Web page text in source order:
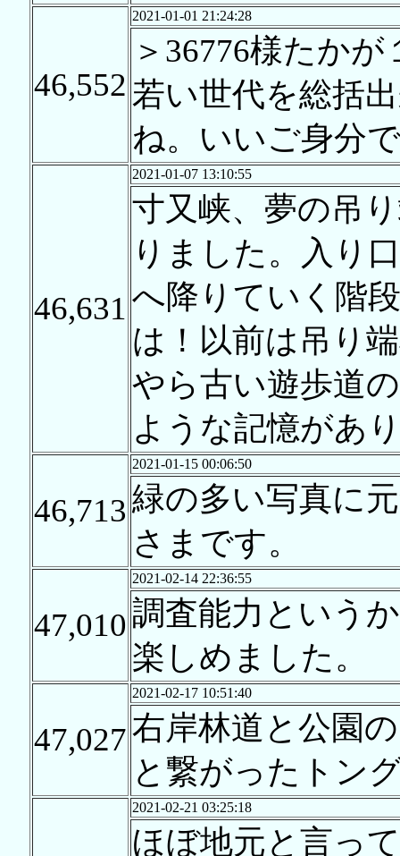
46,552
2021-01-01 21:24:28
＞36776様たか
若い世代を総括
ね。いいご身分
46,631
2021-01-07 13:10:55
寸又峡、夢の吊
りました。入り
へ降りていく階
は！以前は吊り
やら古い遊歩道
ような記憶があ
46,713
2021-01-15 00:06:50
緑の多い写真に
さまです。
47,010
2021-02-14 22:36:55
調査能力という
楽しめました。
47,027
2021-02-17 10:51:40
右岸林道と公園
と繋がったトン
2021-02-21 03:25:18
ほぼ地元と言っ